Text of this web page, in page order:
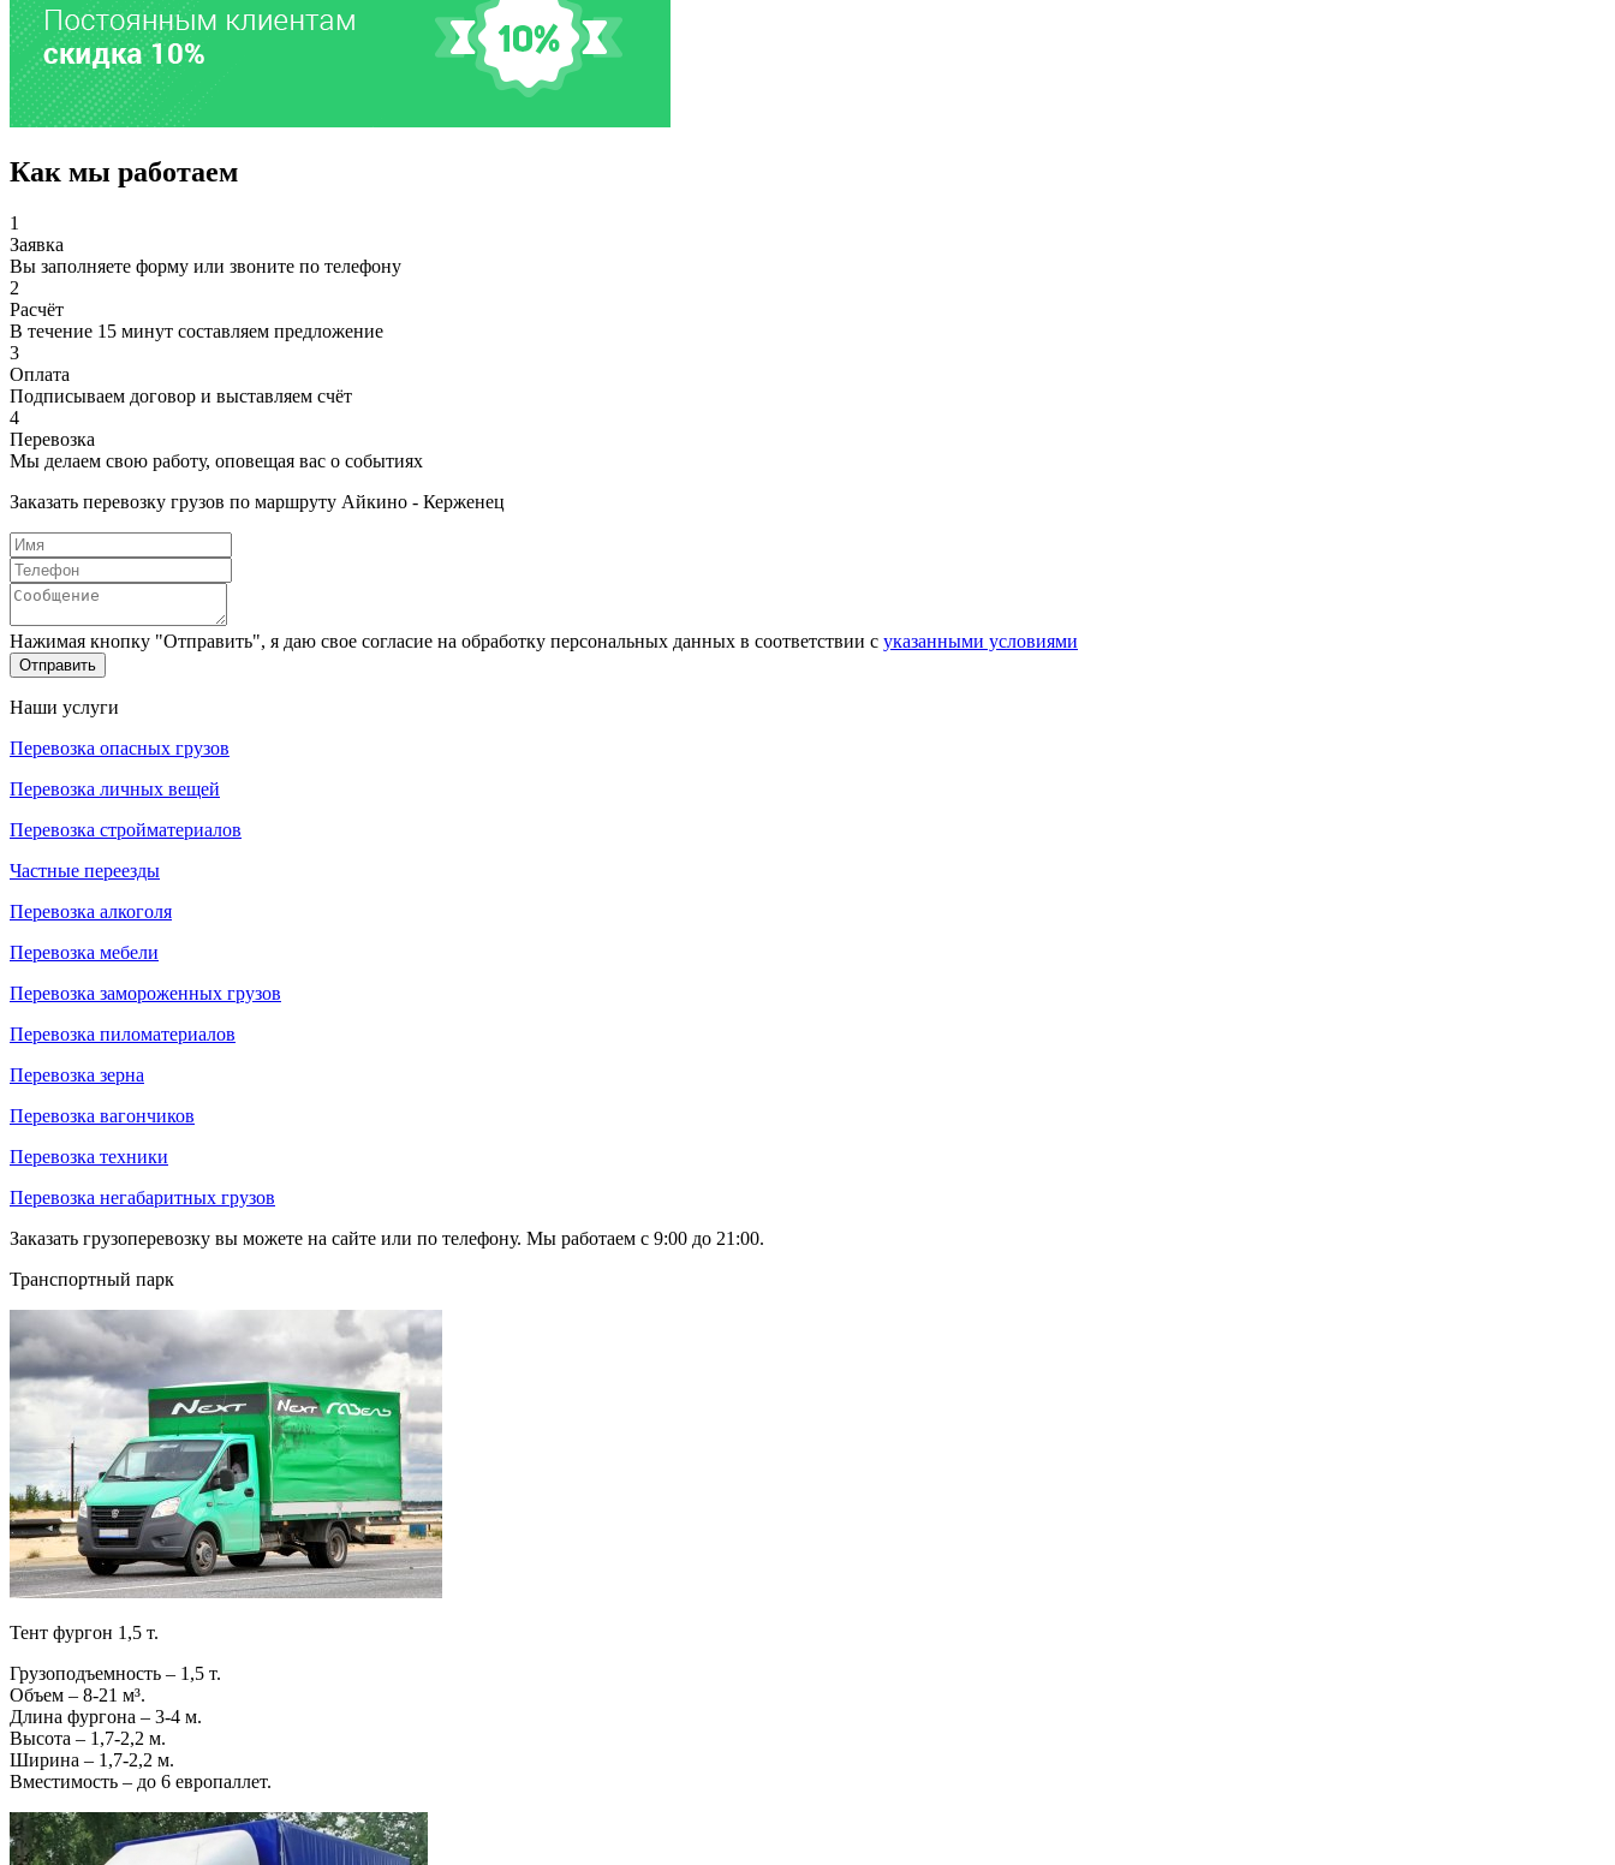
Как мы работаем
1
Заявка
Вы заполняете форму или звоните по телефону
2
Расчёт
В течение 15 минут составляем предложение
3
Оплата
Подписываем договор и выставляем счёт
4
Перевозка
Мы делаем свою работу, оповещая вас о событиях
Заказать перевозку грузов по маршруту Айкино - Керженец
Нажимая кнопку "Отправить", я даю свое согласие на обработку персональных данных в соответствии с указанными условиями
Отправить
Наши услуги
Перевозка опасных грузов
Перевозка личных вещей
Перевозка стройматериалов
Частные переезды
Перевозка алкоголя
Перевозка мебели
Перевозка замороженных грузов
Перевозка пиломатериалов
Перевозка зерна
Перевозка вагончиков
Перевозка техники
Перевозка негабаритных грузов
Заказать грузоперевозку вы можете на сайте или по телефону. Мы работаем с 9:00 до 21:00.
Транспортный парк
Тент фургон 1,5 т.
Грузоподъемность – 1,5 т.
Объем – 8-21 м³.
Длина фургона – 3-4 м.
Высота – 1,7-2,2 м.
Ширина – 1,7-2,2 м.
Вместимость – до 6 европаллет.